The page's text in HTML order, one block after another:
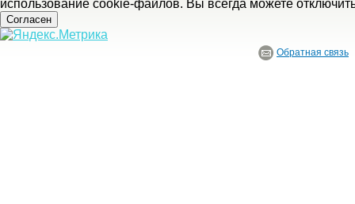
использование cookie-файлов. Вы всегда можете
Согласен
Обратная связь